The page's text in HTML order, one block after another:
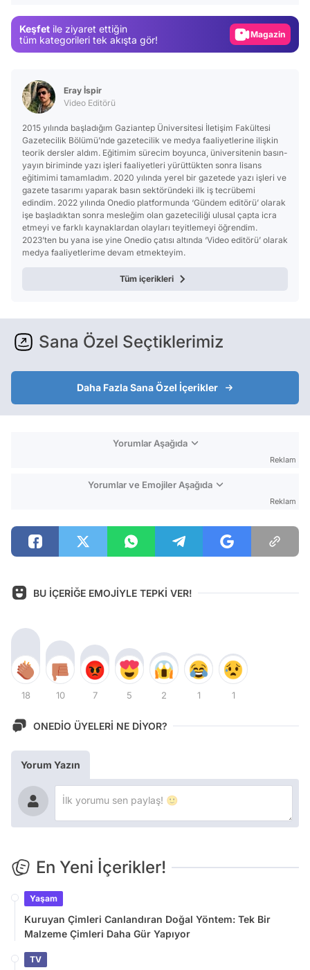
Keşfet ile ziyaret ettiğin
tüm kategorileri tek akışta gör!
Magazin
Eray İspir
Video Editörü
2015 yılında başladığım Gaziantep Üniversitesi İletişim Fakültesi
Gazetecilik Bölümü’nde gazetecilik ve medya faaliyetlerine ilişkin
teorik dersler aldım. Eğitimim sürecim boyunca, üniversitenin basın-
yayın biriminde yazı işleri faaliyetleri yürüttükten sonra lisans
eğitimimi tamamladım. 2020 yılında yerel bir gazetede yazı işleri ve
gazete tasarımı yaparak basın sektöründeki ilk iş tecrübemi
edindim. 2022 yılında Onedio platformunda ‘Gündem editörü’ olarak
işe başladıktan sonra mesleğim olan gazeteciliği ulusal çapta icra
etmeyi ve farklı kaynaklardan olayları teyitlemeyi öğrendim.
2023’ten bu yana ise yine Onedio çatısı altında ‘Video editörü’ olarak
medya faaliyetlerime devam etmekteyim.
Tüm içerikleri
Sana Özel Seçtiklerimiz
Daha Fazla Sana Özel İçerikler
Yorumlar Aşağıda
Reklam
Yorumlar ve Emojiler Aşağıda
Reklam
BU İÇERİĞE EMOJİYLE TEPKİ VER!
18 10 7 5 2 1 1
ONEDİO ÜYELERİ NE DİYOR?
Yorum Yazın
En Yeni İçerikler!
Yaşam
Kuruyan Çimleri Canlandıran Doğal Yöntem: Tek Bir
Malzeme Çimleri Daha Gür Yapıyor
TV